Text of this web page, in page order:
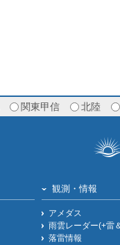
関東甲信 北陸
観測・情報
アメダス
雨雲レーダー(+雷
落雷情報